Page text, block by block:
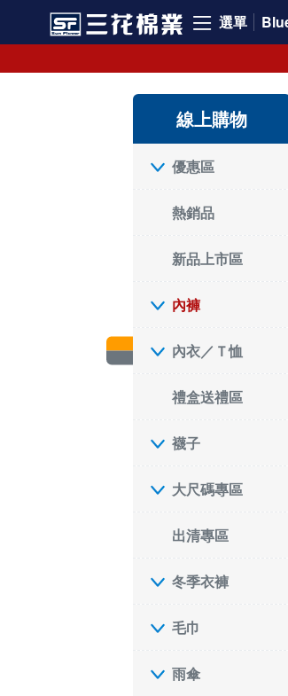
選單
線上購物
優惠區
熱銷品
新品上市區
內褲
內衣／Ｔ恤
禮盒送禮區
襪子
大尺碼專區
出清專區
冬季衣褲
毛巾
雨傘